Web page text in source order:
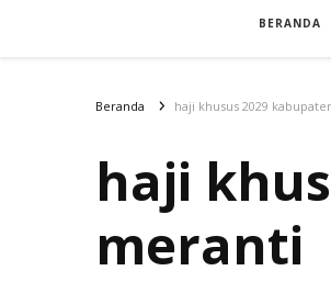
BERANDA
Beranda haji khusus 2029
haji
meranti